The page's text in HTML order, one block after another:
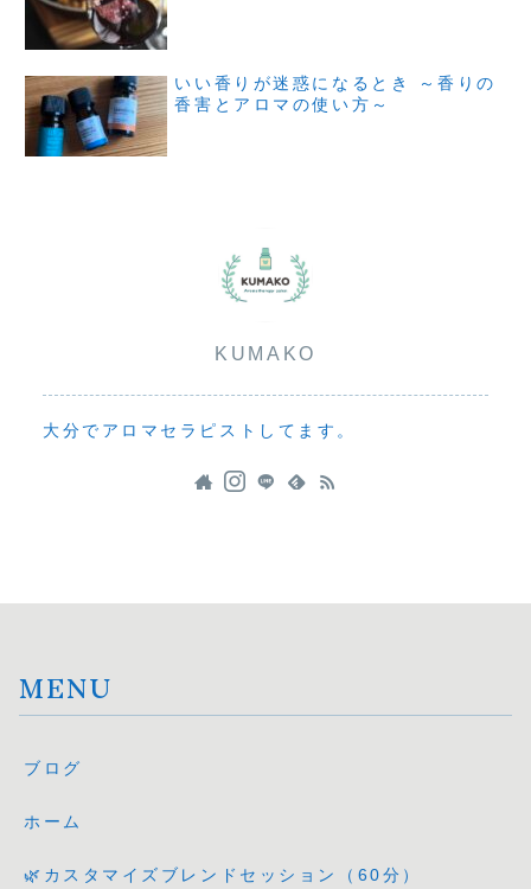
いい香りが迷惑になるとき ～香りの
香害とアロマの使い方～
KUMAKO
大分でアロマセラピストしてます。
MENU
ブログ
ホーム
🌿カスタマイズブレンドセッション（60分）